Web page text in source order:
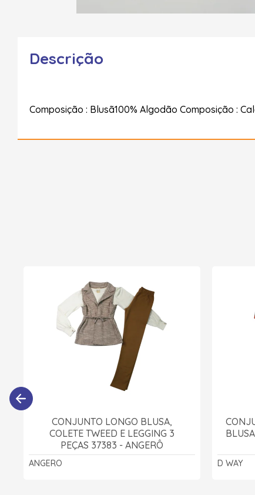
Descrição
Composição : Blusã100% Algodão Composição :
CONJUNTO LONGO BLUSA,
COLETE TWEED E LEGGING 3
PEÇAS 37383 - ANGERÔ
ANGERO D WAY